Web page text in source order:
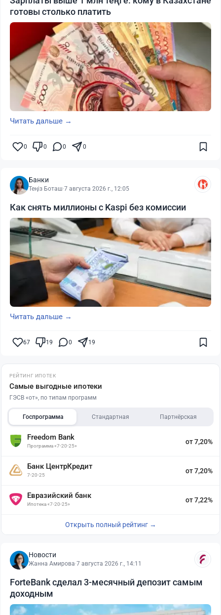
готовы столько платить
Читать дальше →
0 0 0 0
Банки
Теңіз Боташ·7 августа 2026 г., 12:05
Как снять миллионы с Kaspi без комиссии
Читать дальше →
67 19 0 19
РЕЙТИНГ ИПОТЕК
Самые выгодные ипотеки
ГЭСВ «от», по типам программ
Госпрограмма Стандартная Партнёрская
Freedom Bank
Программа «7-20-25»
от 7,20%
Банк ЦентрКредит
7-20-25
от 7,20%
Евразийский банк
Ипотека «7-20-25»
от 7,22%
Открыть полный рейтинг →
Новости
Жанна Амирова·7 августа 2026 г., 14:11
ForteBank сделал 3-месячный депозит самым
доходным